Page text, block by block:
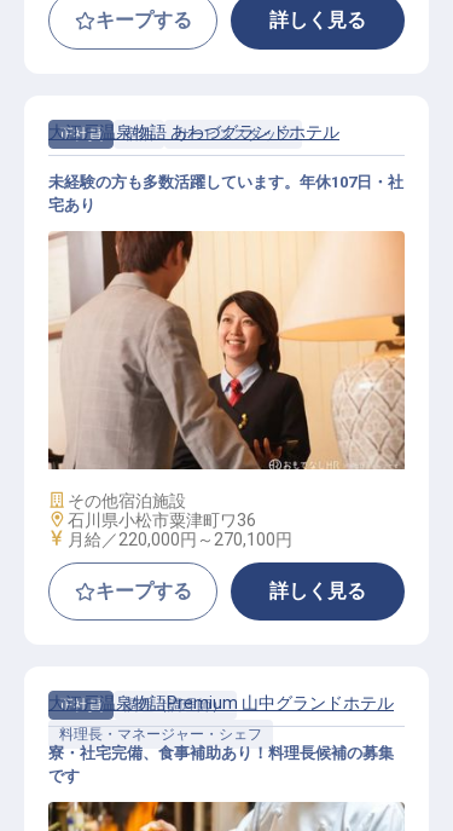
キープする 詳しく見る
正社員 宿泊 サービススタッフ
サービススタッフ / 正社員
大江戸温泉物語 あわづグランドホテル
未経験の方も多数活躍しています。年休107日・社
宅あり
施設業態
その他宿泊施設
勤務地
石川県小松市粟津町ワ36
給与
月給／220,000円～ 270,100円
キープする 詳しく見る
正社員
調理（調理師）
料理長・マネージャー・シェフ
大江戸温泉物語Premium 山中グランドホテル
寮・社宅完備、食事補助あり！料理長候補の募集
です